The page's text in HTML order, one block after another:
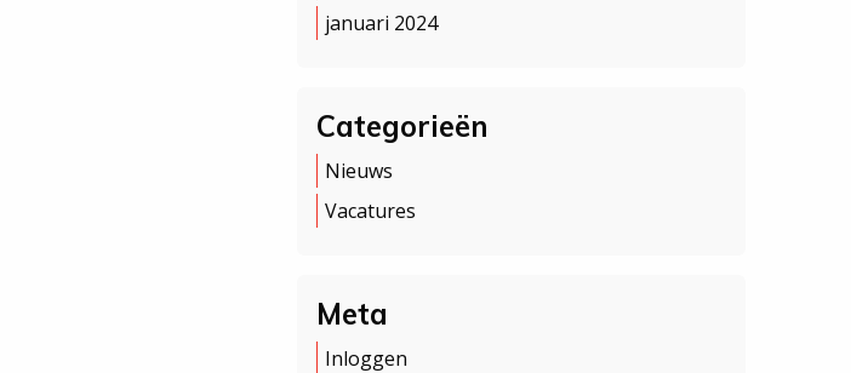
januari 2024
Categorieën
Nieuws
Vacatures
Meta
Inloggen